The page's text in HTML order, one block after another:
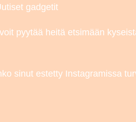
gadgetit
pyytää heitä etsimään
sinut estetty Instagramissa